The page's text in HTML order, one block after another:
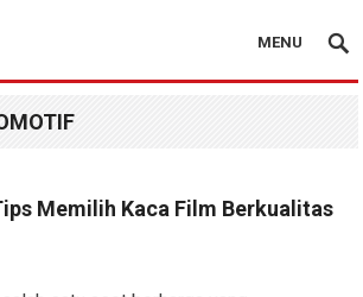
MENU
Memilih Kaca Film Berkualitas